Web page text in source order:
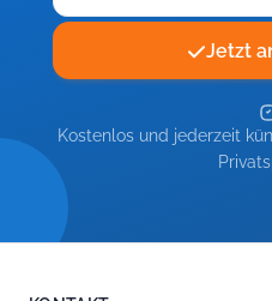
Jetzt
Kostenlos und jederzeit